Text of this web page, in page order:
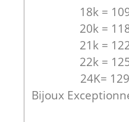
18k =
20k =
21k =
22k =
24K=
Bijoux